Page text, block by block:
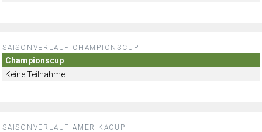
SAISONVERLAUF CHAMPIONSCUP
Championscup
Keine Teilnahme
SAISONVERLAUF AMERIKACUP